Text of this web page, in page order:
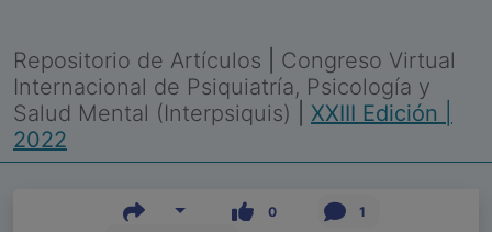
Repositorio de Artículos
Congreso Virtual
Internacional de Psiquiatría, Psicología y
Salud Mental (Interpsiquis)
XXIII Edición |
2022
0 1